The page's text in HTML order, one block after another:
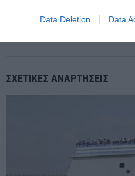
Data Deletion Data
Ώρα μηδέν για το Συνέδριο
ΣΧΕΤΙΚΈΣ ΑΝΑΡΤΉΣΕΙΣ